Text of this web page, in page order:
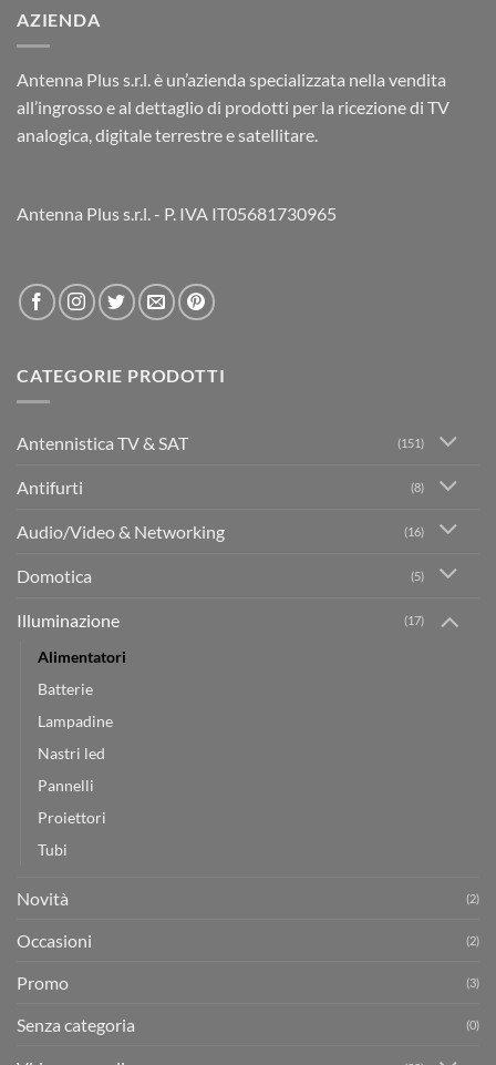
AZIENDA
Antenna Plus s.r.l. è un’azienda specializzata nella vendita
all’ingrosso e al dettaglio di prodotti per la ricezione di TV
analogica, digitale terrestre e satellitare.
Antenna Plus s.r.l. - P. IVA IT05681730965
CATEGORIE PRODOTTI
Antennistica TV & SAT (151)
Antifurti (8)
Audio/Video & Networking (16)
Domotica (5)
Illuminazione (17)
Alimentatori
Batterie
Lampadine
Nastri led
Pannelli
Proiettori
Tubi
Novità (2)
Occasioni (2)
Promo (3)
Senza categoria (0)